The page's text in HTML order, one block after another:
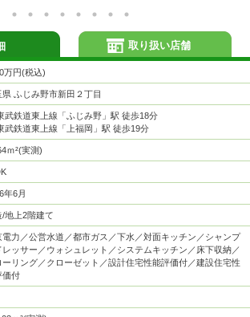
万円(税込)
県 ふじみ野市新田２丁目
武鉄道東上線「ふじみ野」駅 徒歩18分
武鉄道東上線「上福岡」駅 徒歩19分
ｍ²(実測)
年6月
/地上2階建て
電力／公営水道／都市ガス／下水／対面キッチン／シャンプ
レッサー／ウォシュレット／システムキッチン／床下収納／
ーリング／クローゼット／設計住宅性能評価付／建設住宅性
価付
取り扱い店舗